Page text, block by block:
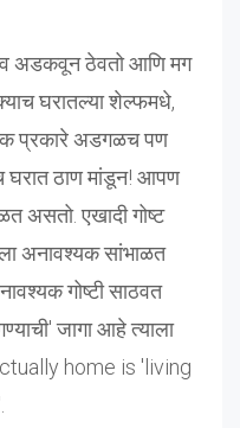
अडकवून ठेवतो आणि मग
घरातल्या शेल्फमधे,
प्रकारे अडगळच पण
घरात ठाण मांडून! आपण
असतो. एखादी गोष्ट
अनावश्यक सांभाळत
गोष्टी साठवत
जागा आहे त्याला
home is 'living